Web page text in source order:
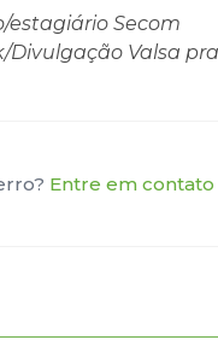
estagiário Secom
Divulgação Valsa
Entre em contato